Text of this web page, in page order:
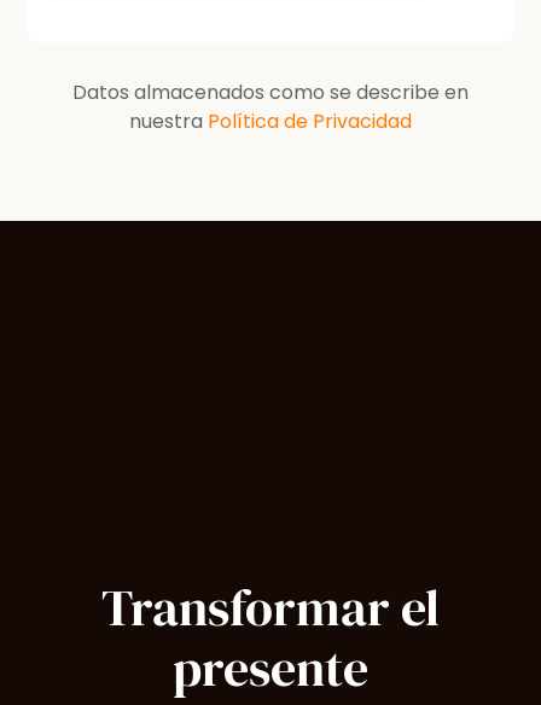
Datos almacenados como se describe en
nuestra Política de Privacidad
Transformar el
presente